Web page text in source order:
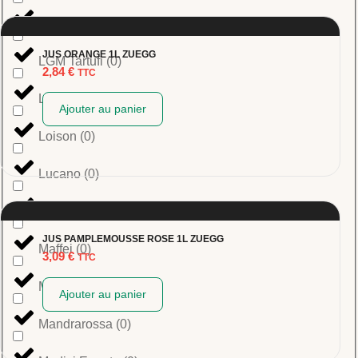
LGM Tartufi(0)
Limoncetta
Loison (0)
Lucano (0)
Maffei (0)
Maina
Mandrarossa (0)
JUS ORANGE 1L ZUEGG
2,84€ TTC
Ajouter au panier
JUS PAMPLEMOUSSE ROSE 1L ZUEGG
3,09€ TTC
Ajouter au panier